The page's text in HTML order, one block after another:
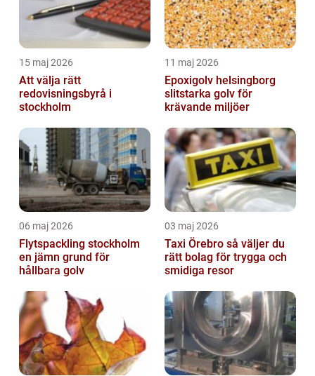
15 maj 2026
Att välja rätt
redovisningsbyrå i
stockholm
11 maj 2026
Epoxigolv helsingborg
slitstarka golv för
krävande miljöer
06 maj 2026
Flytspackling stockholm
en jämn grund för
hållbara golv
03 maj 2026
Taxi Örebro så väljer du
rätt bolag för trygga och
smidiga resor